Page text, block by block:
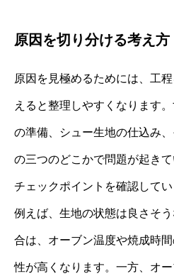
原因を切り分ける考え方
原因を見極めるためには、工
えると整理しやすくなります
の準備、シュー生地の仕込み
の三つのどこかで問題が起き
チェックポイントを確認してい
例えば、生地の状態は良さそ
合は、オーブン温度や焼成時
性が高くなります。一方、オー